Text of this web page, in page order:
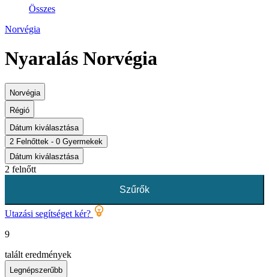
Összes
Norvégia
Nyaralás Norvégia
Norvégia
Régió
Dátum kiválasztása
2 Felnőttek - 0 Gyermekek
Dátum kiválasztása
2 felnőtt
Szűrők
Utazási segítséget kér?
9
talált eredmények
Legnépszerűbb